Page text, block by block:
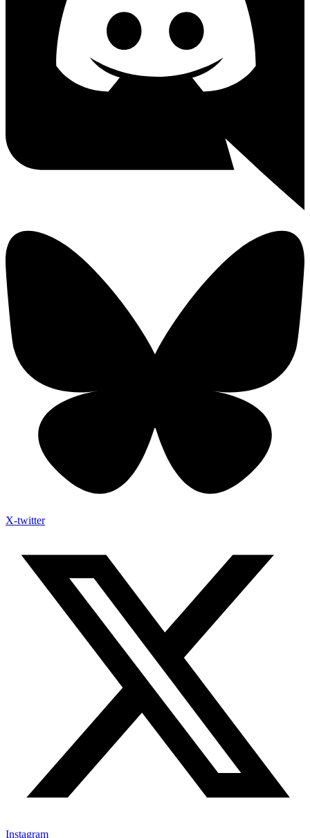
X-twitter
Instagram